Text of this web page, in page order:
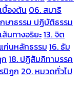
บื้องต้น 06. สมาธิ
ษาธรรม ปฏิบัติธรรม
ส้นทางอริยะ13. จิต
ก่นหลักธรรม 16. ธัม
18. ปฏิสัมภิทามรรค
ปิฎก 20. หมวดทั่วไป